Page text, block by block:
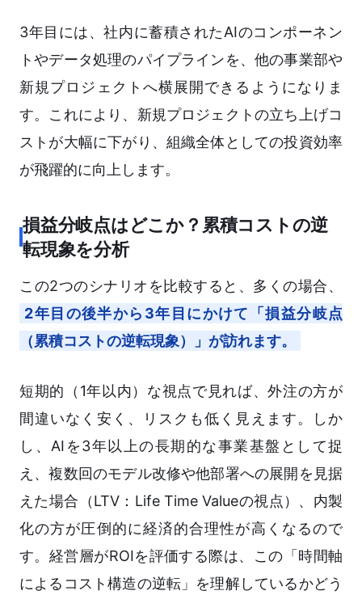
3年目には、社内に蓄積されたAIのコンポーネン
トやデータ処理のパイプラインを、他の事業部や
新規プロジェクトへ横展開できるようになりま
す。これにより、新規プロジェクトの立ち上げコ
ストが大幅に下がり、組織全体としての投資効率
が飛躍的に向上します。
損益分岐点はどこか？累積コストの逆
転現象を分析
この2つのシナリオを比較すると、多くの場合、
2年目の後半から3年目にかけて「損益分岐点
（累積コストの逆転現象）」が訪れます。
短期的（1年以内）な視点で見れば、外注の方が
間違いなく安く、リスクも低く見えます。しか
し、AIを3年以上の長期的な事業基盤として捉
え、複数回のモデル改修や他部署への展開を見据
えた場合（LTV：Life Time Valueの視点）、内製
化の方が圧倒的に経済的合理性が高くなるので
す。経営層がROIを評価する際は、この「時間軸
によるコスト構造の逆転」を理解しているかどう